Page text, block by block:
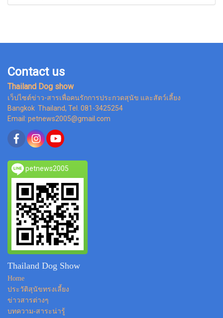
Contact us
Thailand Dog show
เว็ปไซต์ข่าว-สารเพื่อคนรักการประกวดสุนัข และสัตว์เลี้ยง
Bangkok Thailand, Tel. 081-3425254
Email: petnews2005@gmail.com
petnews2005
Thailand Dog Show
Home
ประวัติสุนัขทรงเลี้ยง
ข่าวสารต่างๆ
บทความ-สาระน่ารู้